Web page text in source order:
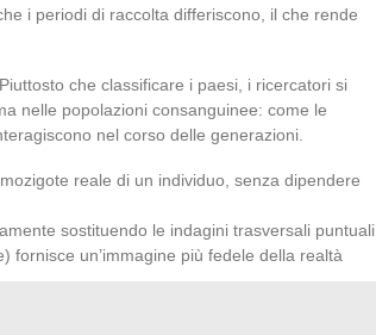
i periodi di raccolta differiscono, il che rende
che classificare i paesi, i ricercatori si
nelle popolazioni consanguinee: come le
nel corso delle generazioni.
reale di un individuo, senza dipendere
sostituendo le indagini trasversali puntuali
fornisce un’immagine più fedele della realtà